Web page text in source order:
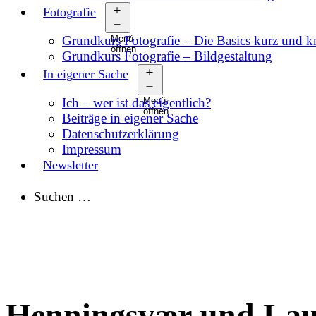
Fotografie
Menü
öffnen
Grundkurs Fotografie – Die Basics kurz und
Grundkurs Fotografie – Bildgestaltung
In eigener Sache
Menü
öffnen
Ich – wer ist das eigentlich?
Beiträge in eigener Sache
Datenschutzerklärung
Impressum
Newsletter
Suchen …